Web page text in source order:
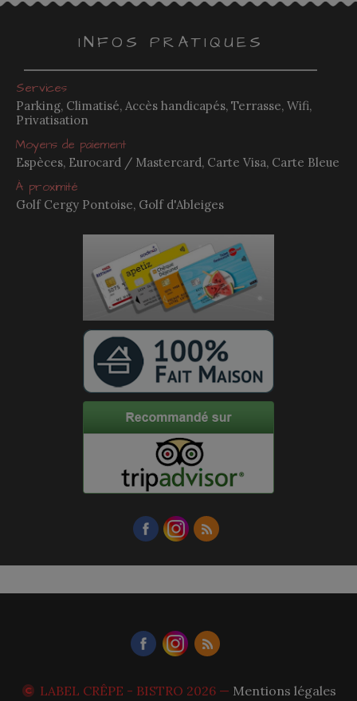
INFOS PRATIQUES
Services
Parking, Climatisé, Accès handicapés, Terrasse, Wifi,
Privatisation
Moyens de paiement
Espèces, Eurocard / Mastercard, Carte Visa, Carte Bleue
À proximité
Golf Cergy Pontoise, Golf d'Ableiges
LABEL CRÊPE - BISTRO 2026 — Mentions légales